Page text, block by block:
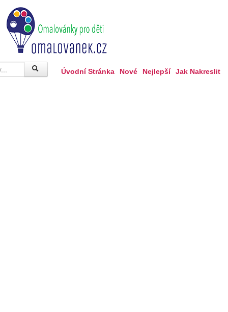
Úvodní Stránka Nové Nejlepší Jak Nakreslit